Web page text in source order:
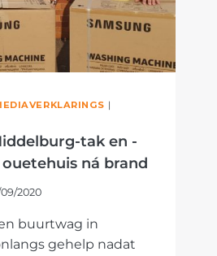
|
tak en -
ná brand
2020
buurtwag in
gehelp nadat